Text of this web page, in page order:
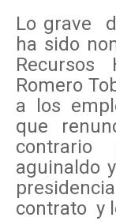
Lo grave
ha sido
Recursos
Romero
a los
que
aguinaldo
contrato y